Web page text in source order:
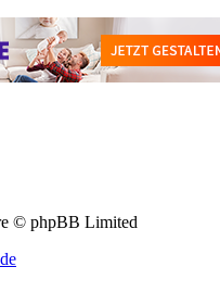
© phpBB Limited